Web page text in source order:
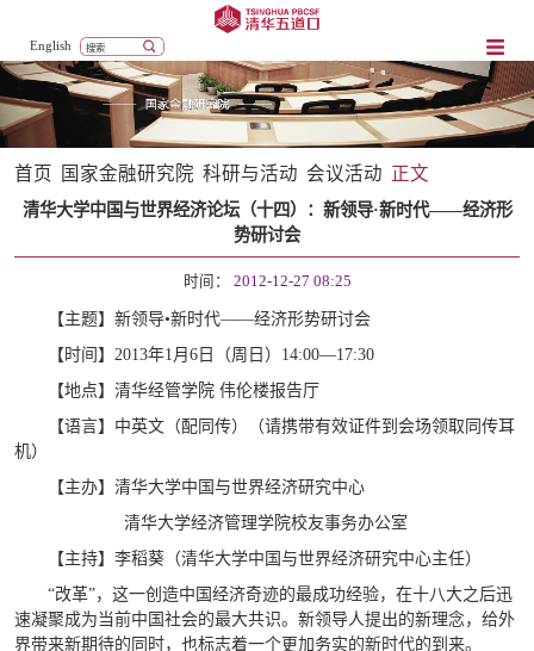
English
首页 国家金融研究院 科研与活动 会议活动 正文
清华大学中国与世界经济论坛（十四）：新领导·新时代——经济形
势研讨会
时间： 2012-12-27 08:25
【主题】新领导•新时代——经济形势研讨会
【时间】2013年1月6日（周日）14:00—17:30
【地点】清华经管学院 伟伦楼报告厅
【语言】中英文（配同传）（请携带有效证件到会场领取同传耳
机）
【主办】清华大学中国与世界经济研究中心
清华大学经济管理学院校友事务办公室
【主持】李稻葵（清华大学中国与世界经济研究中心主任）
“改革”，这一创造中国经济奇迹的最成功经验，在十八大之后迅
速凝聚成为当前中国社会的最大共识。新领导人提出的新理念，给外
界带来新期待的同时，也标志着一个更加务实的新时代的到来。